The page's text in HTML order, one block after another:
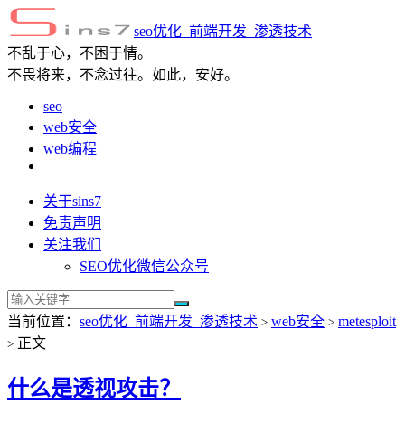
seo优化_前端开发_渗透技术
不乱于心，不困于情。
不畏将来，不念过往。如此，安好。
seo
web安全
web编程
关于sins7
免责声明
关注我们
SEO优化微信公众号
当前位置： seo优化_前端开发_渗透技术 > web安全 > metesploit
> 正文
什么是透视攻击？